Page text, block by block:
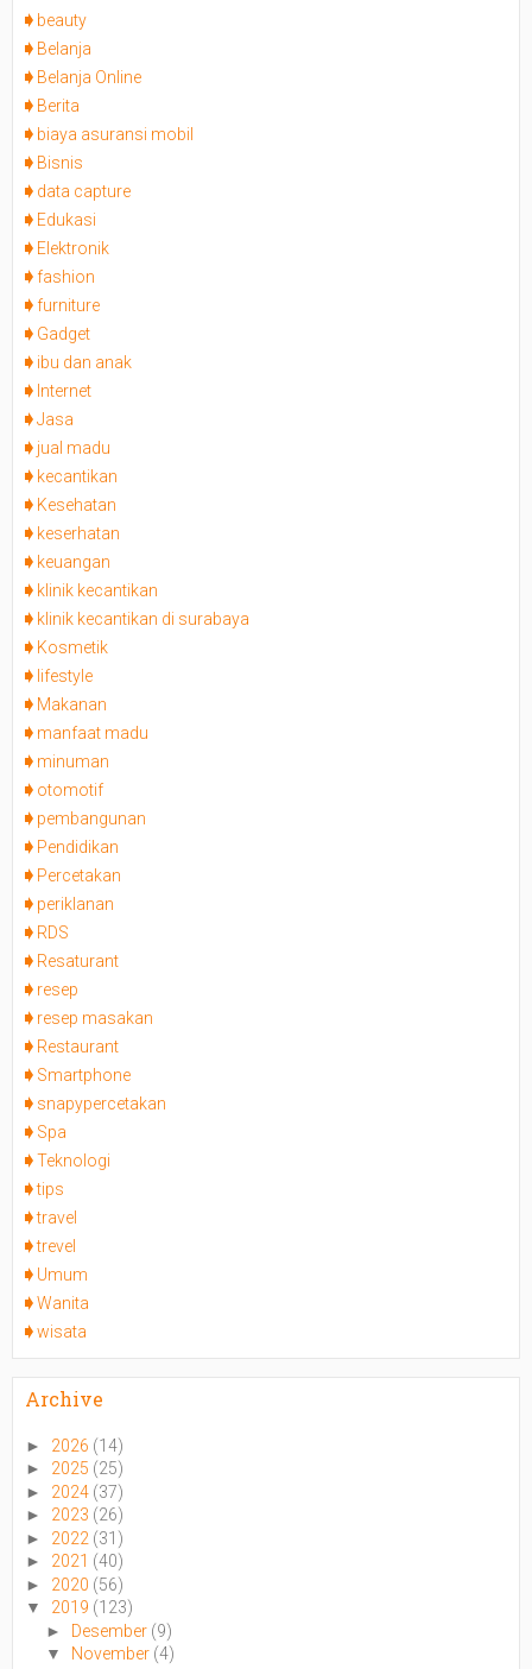
beauty
Belanja
Belanja Online
Berita
biaya asuransi mobil
Bisnis
data capture
Edukasi
Elektronik
fashion
furniture
Gadget
ibu dan anak
Internet
Jasa
jual madu
kecantikan
Kesehatan
keserhatan
keuangan
klinik kecantikan
klinik kecantikan di surabaya
Kosmetik
lifestyle
Makanan
manfaat madu
minuman
otomotif
pembangunan
Pendidikan
Percetakan
periklanan
RDS
Resaturant
resep
resep masakan
Restaurant
Smartphone
snapypercetakan
Spa
Teknologi
tips
travel
trevel
Umum
Wanita
wisata
Archive
► 2026 (14)
► 2025 (25)
► 2024 (37)
► 2023 (26)
► 2022 (31)
► 2021 (40)
► 2020 (56)
▼ 2019 (123)
► Desember (9)
▼
November (4)